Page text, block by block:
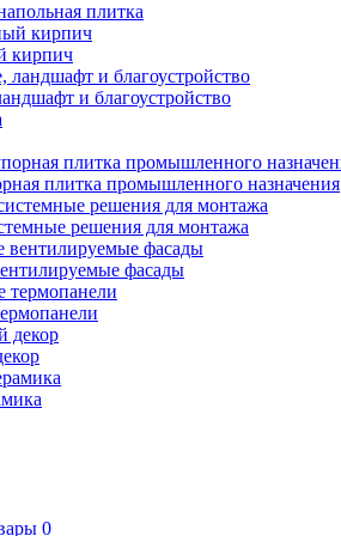
плитка
кирпич
и благоустройство
плитка промышленного назначения
решения для монтажа
фасады
0